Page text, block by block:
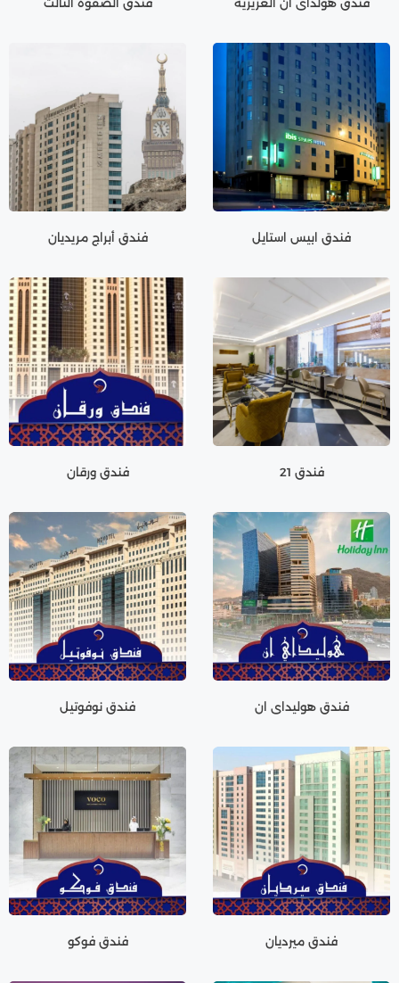
فندق ابيس استايل فندق أبراج مريديان
فندق 21 فندق ورقان
فندق هوليداي ان فندق نوفوتيل
فندق ميرديان فندق فوكو